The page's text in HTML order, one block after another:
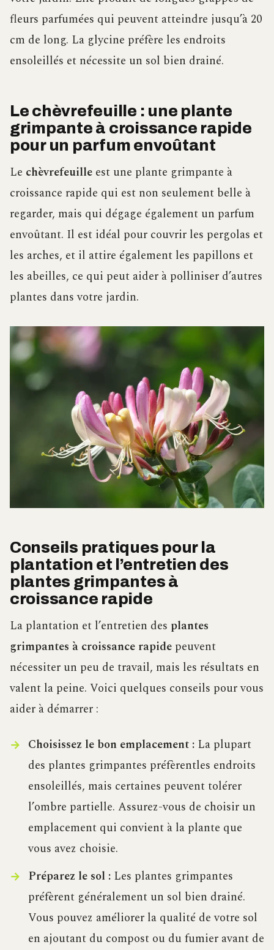
fleurs parfumées qui peuvent atteindre jusqu’à 20
cm de long. La glycine préfère les endroits
ensoleillés et nécessite un sol bien drainé.
Le chèvrefeuille : une plante
grimpante à croissance rapide
pour un parfum envoûtant
Le chèvrefeuille est une plante grimpante à
croissance rapide qui est non seulement belle à
regarder, mais qui dégage également un parfum
envoûtant. Il est idéal pour couvrir les pergolas et
les arches, et il attire également les papillons et
les abeilles, ce qui peut aider à polliniser d’autres
plantes dans votre jardin.
Conseils pratiques pour la
plantation et l’entretien des
plantes grimpantes à
croissance rapide
La plantation et l’entretien des plantes
grimpantes à croissance rapide peuvent
nécessiter un peu de travail, mais les résultats en
valent la peine. Voici quelques conseils pour vous
aider à démarrer :
Choisissez le bon emplacement :La plupart
des plantes grimpantes préfèrentles endroits
ensoleillés, mais certaines peuvent tolérer
l’ombre partielle. Assurez-vous de choisir un
emplacement qui convient à la plante que
vous avez choisie.
Préparez le sol :Les plantes grimpantes
préfèrent généralement un sol bien drainé.
Vous pouvez améliorer la qualité de votre sol
en ajoutant du compost ou du fumier avant de